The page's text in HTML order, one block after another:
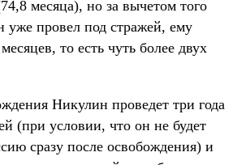
месяца), но за вычетом того
уже провел под стражей, ему
то есть чуть более двух
Никулин проведет три года
(при условии, что он не будет
сразу после освобождения) и